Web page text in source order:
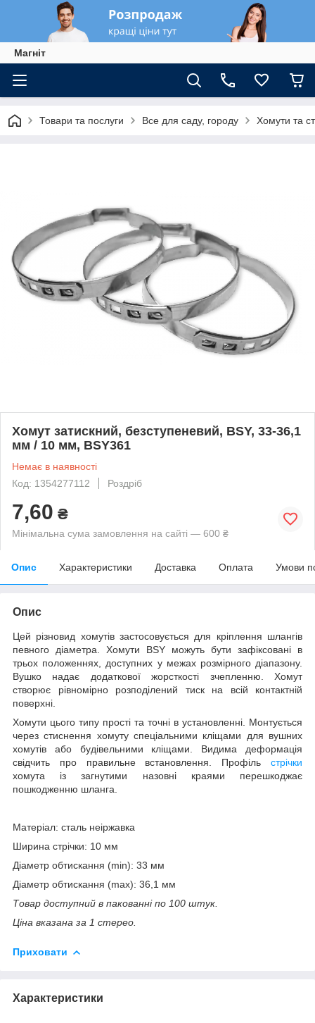
Магніт
Товари та послуги Все для саду, городу Хомути та
Хомут затискний, безступеневий, BSY, 33-36,1
мм / 10 мм, BSY361
Немає в наявності
Код: 1354277112
Роздріб
7,60 ₴
Мінімальна сума замовлення на сайті — 600 ₴
Опис Характеристики Доставка Оплата Умови
Опис
Цей різновид хомутів застосовується для кріплення шлангів
певного діаметра. Хомути BSY можуть бути зафіксовані в
трьох положеннях, доступних у межах розмірного діапазону.
Вушко надає додаткової жорсткості зчепленню. Хомут
створює рівномірно розподілений тиск на всій контактній
поверхні.
Хомути цього типу прості та точні в установленні. Монтується
через стиснення хомуту спеціальними кліщами для вушних
хомутів або будівельними кліщами. Видима деформація
свідчить про правильне встановлення. Профіль стрічки
хомута із загнутими назовні краями перешкоджає
пошкодженню шланга.
Матеріал: сталь неіржавка
Ширина стрічки: 10 мм
Діаметр обтискання (min): 33 мм
Діаметр обтискання (max): 36,1 мм
Товар доступний в пакованні по 100 штук.
Ціна вказана за 1 стерео.
Приховати
Характеристики